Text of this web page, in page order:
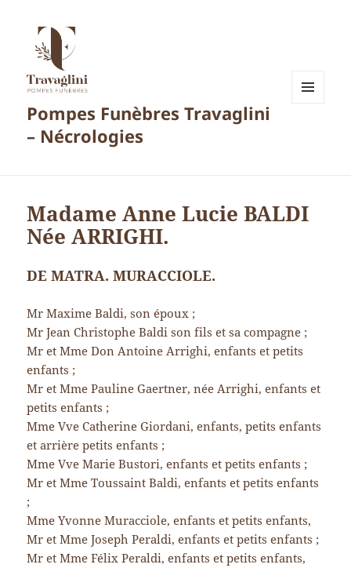
Pompes Funèbres Travaglini
– Nécrologies
Madame Anne Lucie BALDI
Née ARRIGHI.
DE MATRA. MURACCIOLE.
Mr Maxime Baldi, son époux ;
Mr Jean Christophe Baldi son fils et sa compagne ;
Mr et Mme Don Antoine Arrighi, enfants et petits
enfants ;
Mr et Mme Pauline Gaertner, née Arrighi, enfants et
petits enfants ;
Mme Vve Catherine Giordani, enfants, petits enfants
et arrière petits enfants ;
Mme Vve Marie Bustori, enfants et petits enfants ;
Mr et Mme Toussaint Baldi, enfants et petits enfants
;
Mme Yvonne Muracciole, enfants et petits enfants,
Mr et Mme Joseph Peraldi, enfants et petits enfants ;
Mr et Mme Félix Peraldi, enfants et petits enfants,